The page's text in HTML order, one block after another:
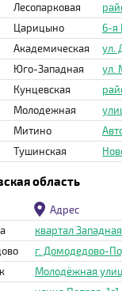
Лесопарковая
Царицыно
6-я
Академическая
ул.
Юго-Западная
ул.
Кунцевская
Молодежная
Митино
Тушинская
область
Адрес
квартал
г. Домодедово-
Молодёжная